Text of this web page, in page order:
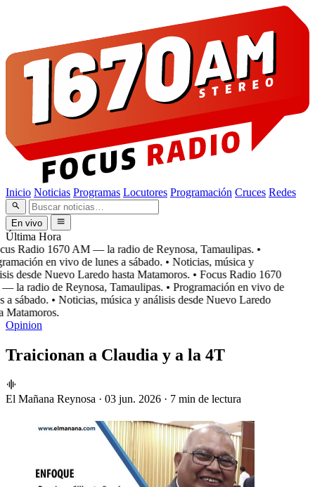
Inicio Noticias Programas Locutores Programación Cruces Redes
En vivo
Última Hora
Radio 1670 AM — la radio de Reynosa, Tamaulipas. •
en vivo de lunes a sábado. • Noticias, música y
desde Nuevo Laredo hasta Matamoros. • Focus Radio 1670
la radio de Reynosa, Tamaulipas. • Programación en vivo de
a sábado. • Noticias, música y análisis desde Nuevo Laredo
Matamoros.
Opinion
Traicionan a Claudia y a la 4T
El Mañana Reynosa · 03 jun. 2026 · 7 min de lectura